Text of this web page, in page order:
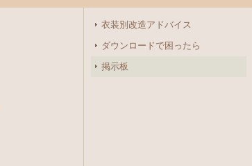
衣装別改造アドバイス
ダウンロードで困ったら
掲示板